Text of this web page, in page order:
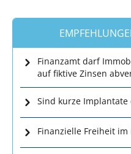
Finanzamt darf
auf fiktive Zinsen
Sind kurze Implantate
Finanzielle Freiheit im